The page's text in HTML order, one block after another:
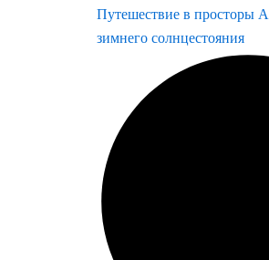
Путешествие в просторы
зимнего солнцестояния